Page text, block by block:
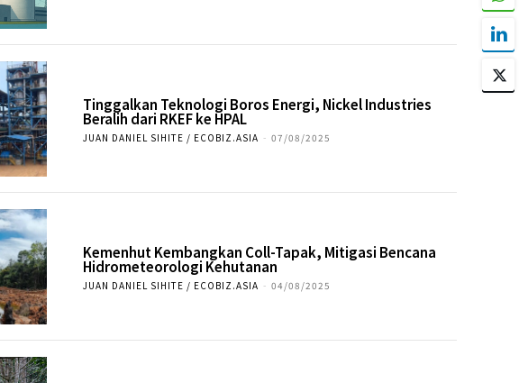
Tinggalkan Teknologi Boros Energi, Nickel Industries
Beralih dari RKEF ke HPAL
JUAN DANIEL SIHITE / ECOBIZ.ASIA - 07/08/2025
Kemenhut Kembangkan Coll-Tapak, Mitigasi Bencana
Hidrometeorologi Kehutanan
JUAN DANIEL SIHITE / ECOBIZ.ASIA - 04/08/2025